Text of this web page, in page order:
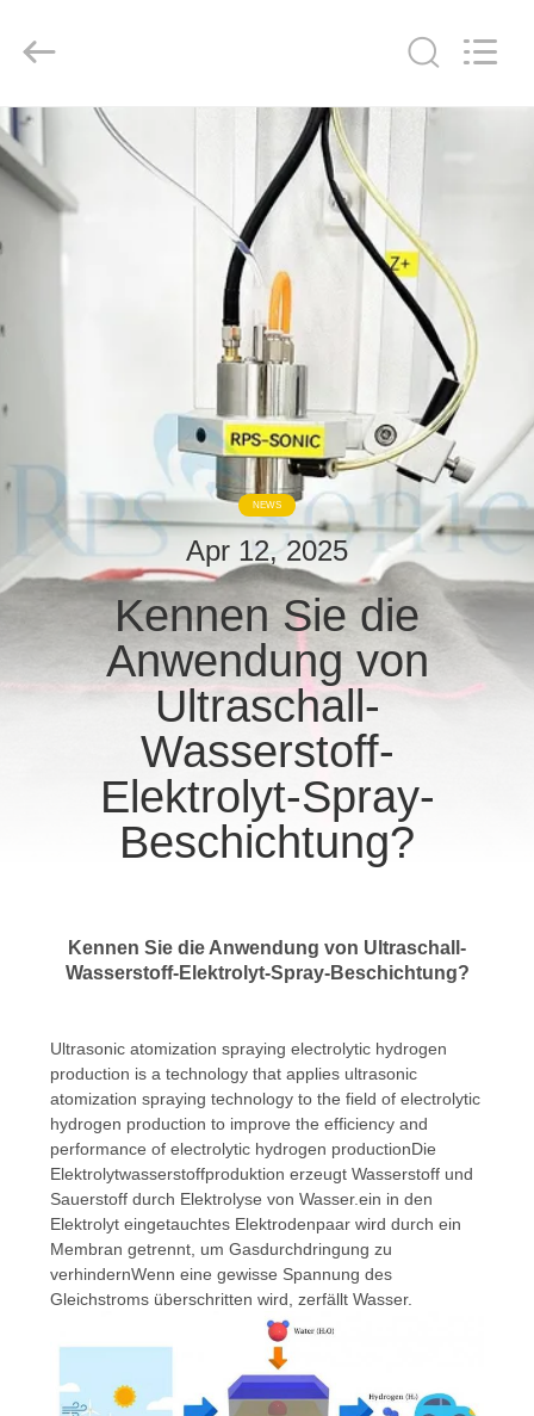
HAUS
PRODUKTE
UNS
AUSFLUG
QUALITÄTSKONTROLLE
TRETEN
SIE
MIT
UNS
VERBINDUNG
NACHRICHTEN
DATENSCHUTZRICHTLINIE
Ltd..
NEWS
Apr 12, 2025
Kennen Sie die
Anwendung von
Ultraschall-
Wasserstoff-
Elektrolyt-Spray-
Beschichtung?
Kennen Sie die Anwendung von Ultraschall-
Wasserstoff-Elektrolyt-Spray-Beschichtung?
Ultrasonic atomization spraying electrolytic hydrogen
production is a technology that applies ultrasonic
atomization spraying technology to the field of electrolytic
hydrogen production to improve the efficiency and
performance of electrolytic hydrogen productionDie
Elektrolytwasserstoffproduktion erzeugt Wasserstoff und
Sauerstoff durch Elektrolyse von Wasser.ein in den
Elektrolyt eingetauchtes Elektrodenpaar wird durch ein
Membran getrennt, um Gasdurchdringung zu
verhindernWenn eine gewisse Spannung des
Gleichstroms überschritten wird, zerfällt Wasser.